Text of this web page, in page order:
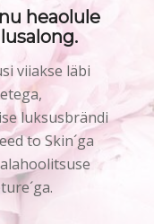
heaolule
viiakse läbi
luksusbrändi
to Skin´ga